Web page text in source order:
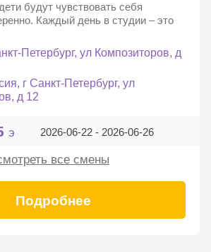
будут чувствовать себя
Каждый день в студии – это
Петербург, ул Композиторов, д
г Санкт-Петербург, ул
д 12
э 2026-06-22 - 2026-06-26
все смены
Подробнее